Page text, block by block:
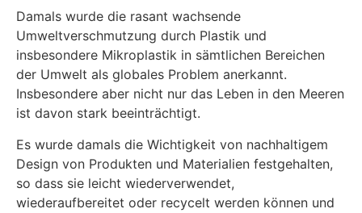
Damals wurde die rasant wachsende
Umweltverschmutzung durch Plastik und
insbesondere Mikroplastik in sämtlichen Bereichen
der Umwelt als globales Problem anerkannt.
Insbesondere aber nicht nur das Leben in den Meeren
ist davon stark beeinträchtigt.
Es wurde damals die Wichtigkeit von nachhaltigem
Design von Produkten und Materialien festgehalten,
so dass sie leicht wiederverwendet,
wiederaufbereitet oder recycelt werden können und